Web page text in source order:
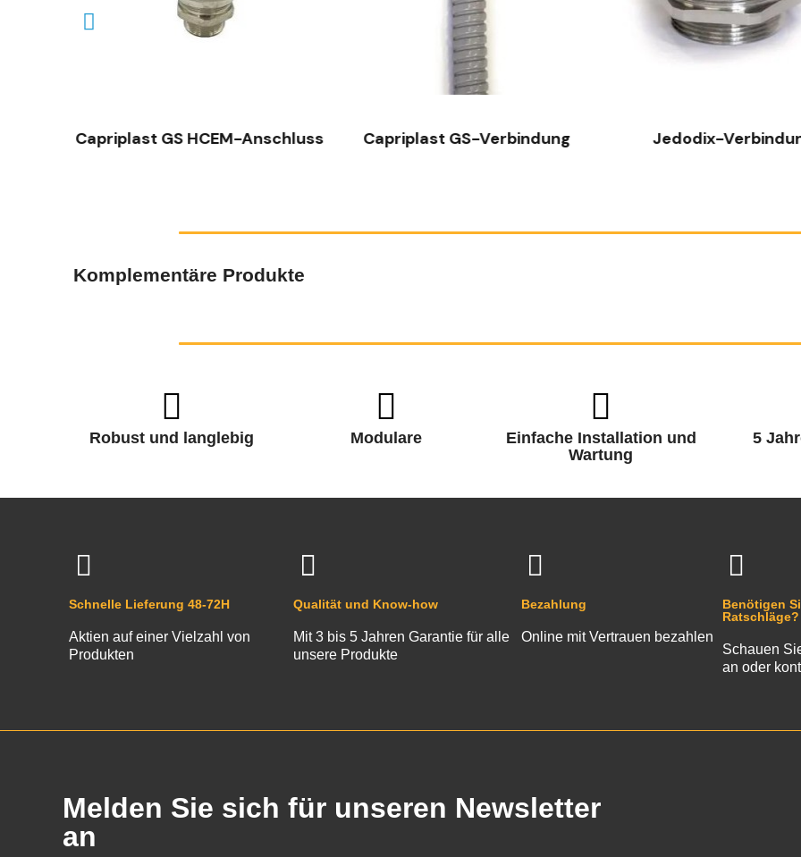
Capriplast GS HCEM-Anschluss
SCHNELLANSICHT
Capriplast GS-Verbindung Jedodix-
Komplementäre Produkte
Robust und langlebig Modulare
Einfache Installation und
Wartung
5
Schnelle Lieferung 48-72H
Aktien auf einer Vielzahl von
Produkten
Qualität und Know-how
Mit 3 bis 5 Jahren Garantie für alle
unsere Produkte
Bezahlung
Online mit Vertrauen bezahlen
Benötigen
Ratschläge?
Schauen
an oder
Melden Sie sich für unseren Newsletter
an